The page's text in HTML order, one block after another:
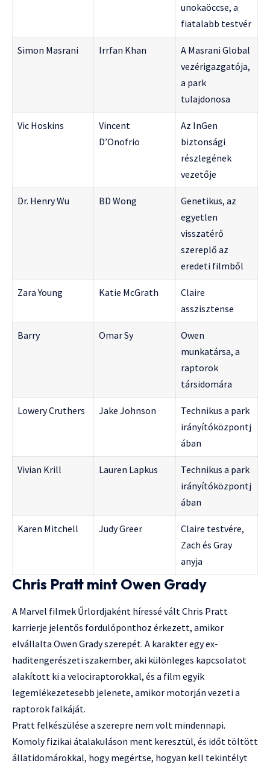
unokaöccse, a
fiatalabb testvér
Simon Masrani Irrfan Khan
A Masrani Global
vezérigazgatója,
a park
tulajdonosa
Vic Hoskins
Vincent
D’Onofrio
Az InGen
biztonsági
részlegének
vezetője
Dr. Henry Wu BD Wong
Genetikus, az
egyetlen
visszatérő
szereplő az
eredeti filmből
Zara Young Katie McGrath
Claire
asszisztense
Barry Omar Sy
Owen
munkatársa, a
raptorok
társidomára
Lowery Cruthers Jake Johnson
Technikus a park
irányítóközpontj
ában
Vivian Krill Lauren Lapkus
Technikus a park
irányítóközpontj
ában
Karen Mitchell Judy Greer
Claire testvére,
Zach és Gray
anyja
Chris Pratt mint Owen Grady
A Marvel filmek Űrlordjaként híressé vált Chris Pratt
karrierje jelentős fordulóponthoz érkezett, amikor
elvállalta Owen Grady szerepét. A karakter egy ex-
haditengerészeti szakember, aki különleges kapcsolatot
alakított ki a velociraptorokkal, és a film egyik
legemlékezetesebb jelenete, amikor motorján vezeti a
raptorok falkáját.
Pratt felkészülése a szerepre nem volt mindennapi.
Komoly fizikai átalakuláson ment keresztül, és időt töltött
állatidomárokkal, hogy megértse, hogyan kell tekintélyt